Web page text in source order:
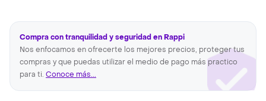
Compra con tranquilidad y seguridad en Rappi
Nos enfocamos en ofrecerte los mejores precios, proteger tus
compras y que puedas utilizar el medio de pago más practico
para ti. Conoce más...